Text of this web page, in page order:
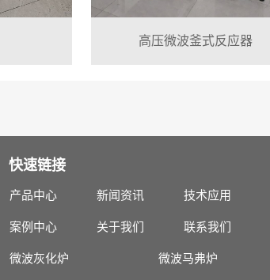
高压微波釜式反应器
快速链接
产品中心 新闻资讯 技术应用
案例中心 关于我们 联系我们
微波灰化炉 微波马弗炉